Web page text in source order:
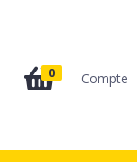
0 Compte